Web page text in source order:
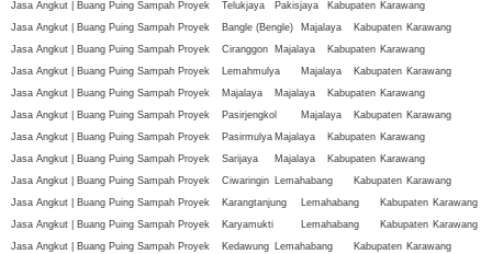
Jasa Angkut | Buang Puing Sampah Proyek
Telukjaya Pakisjaya Kabupaten Karawang
Jasa Angkut | Buang Puing Sampah Proyek
Bangle (Bengle) Majalaya Kabupaten Karawang
Jasa Angkut | Buang Puing Sampah Proyek
Ciranggon Majalaya Kabupaten Karawang
Jasa Angkut | Buang Puing Sampah Proyek
Lemahmulya Majalaya Kabupaten Karawang
Jasa Angkut | Buang Puing Sampah Proyek
Majalaya Majalaya Kabupaten Karawang
Jasa Angkut | Buang Puing Sampah Proyek
Pasirjengkol Majalaya Kabupaten Karawang
Jasa Angkut | Buang Puing Sampah Proyek
Pasirmulya Majalaya Kabupaten Karawang
Jasa Angkut | Buang Puing Sampah Proyek
Sarijaya Majalaya Kabupaten Karawang
Jasa Angkut | Buang Puing Sampah Proyek
Ciwaringin Lemahabang Kabupaten Karawang
Jasa Angkut | Buang Puing Sampah Proyek
Karangtanjung Lemahabang Kabupaten Karawang
Jasa Angkut | Buang Puing Sampah Proyek
Karyamukti Lemahabang Kabupaten Karawang
Jasa Angkut | Buang Puing Sampah Proyek
Kedawung Lemahabang Kabupaten Karawang